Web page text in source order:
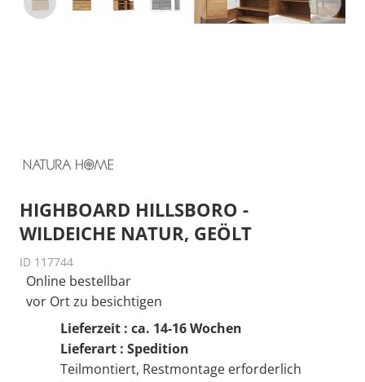
HIGHBOARD HILLSBORO -
WILDEICHE NATUR, GEÖLT
ID 117744
Online bestellbar
vor Ort zu besichtigen
Lieferzeit : ca. 14-16 Wochen
Lieferart : Spedition
Teilmontiert, Restmontage erforderlich